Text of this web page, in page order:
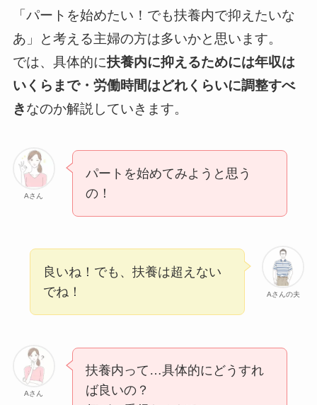
「パートを始めたい！でも扶養内で抑えたいな
あ」と考える主婦の方は多いかと思います。
では、具体的に扶養内に抑えるためには年収は
いくらまで・労働時間はどれくらいに調整すべ
きなのか解説していきます。
Aさん
パートを始めてみようと思う
の！
Aさんの夫
良いね！でも、扶養は超えない
でね！
Aさん
扶養内って…具体的にどうすれ
ば良いの？